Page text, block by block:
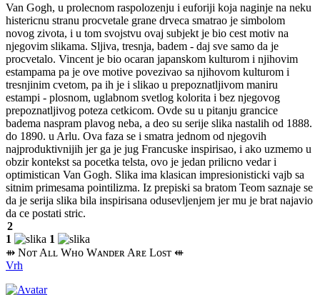
Van Gogh, u prolecnom raspolozenju i euforiji koja naginje na neku
histericnu stranu procvetale grane drveca smatrao je simbolom
novog zivota, i u tom svojstvu ovaj subjekt je bio cest motiv na
njegovim slikama. Sljiva, tresnja, badem - daj sve samo da je
procvetalo. Vincent je bio ocaran japanskom kulturom i njihovim
estampama pa je ove motive povezivao sa njihovom kulturom i
tresnjinim cvetom, pa ih je i slikao u prepoznatljivom maniru
estampi - plosnom, uglabnom svetlog kolorita i bez njegovog
prepoznatljivog poteza cetkicom. Ovde su u pitanju grancice
badema naspram plavog neba, a deo su serije slika nastalih od 1888.
do 1890. u Arlu. Ova faza se i smatra jednom od njegovih
najproduktivnijih jer ga je jug Francuske inspirisao, i ako uzmemo u
obzir kontekst sa pocetka telsta, ovo je jedan prilicno vedar i
optimistican Van Gogh. Slika ima klasican impresionisticki vajb sa
sitnim primesama pointilizma. Iz prepiski sa bratom Teom saznaje se
da je serija slika bila inspirisana odusevljenjem jer mu je brat najavio
da ce postati stric.
2
1
1
⇻ Nᴏᴛ Aʟʟ Wʜᴏ Wᴀɴᴅᴇʀ Aʀᴇ Lᴏsᴛ ⇺
Vrh